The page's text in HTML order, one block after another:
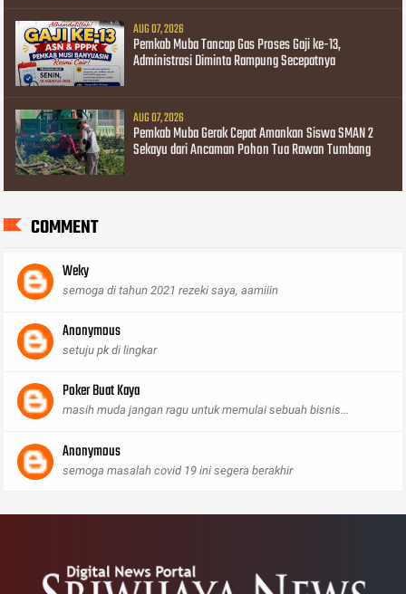
AUG 07, 2026
Pemkab Muba Tancap Gas Proses Gaji ke-13,
Administrasi Diminta Rampung Secepatnya
AUG 07, 2026
Pemkab Muba Gerak Cepat Amankan Siswa SMAN 2
Sekayu dari Ancaman Pohon Tua Rawan Tumbang
COMMENT
Weky
semoga di tahun 2021 rezeki saya, aamiiin
Anonymous
setuju pk di lingkar
Poker Buat Kaya
masih muda jangan ragu untuk memulai sebuah bisnis...
Anonymous
semoga masalah covid 19 ini segera berakhir